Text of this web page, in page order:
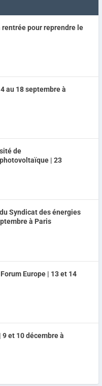
pour reprendre le
au 18 septembre à
de
| 23
Syndicat des énergies
à Paris
Europe | 13 et 14
9 et 10 décembre à